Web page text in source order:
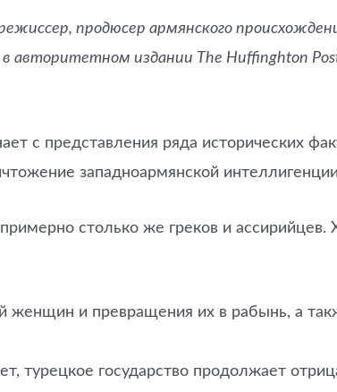
продюсер армянского
авторитетном издании The Huffinghton
с представления ряда исторических
западноармянской
столько же греков и ассирийцев.
женщин и превращения их в рабынь, а
турецкое государство продолжает